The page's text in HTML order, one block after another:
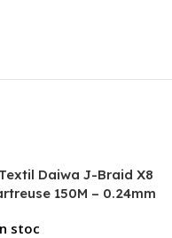
Daiwa J-Braid X8
150M – 0.24mm
stoc